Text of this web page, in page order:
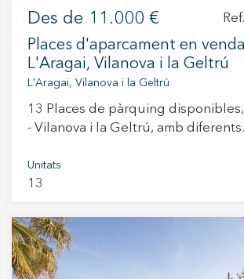
Des de 11.000 €
Places d'aparcament en
L'Aragai, Vilanova i la Geltrú
L'Aragai, Vilanova i la Geltrú
13 Places de pàrquing
- Vilanova i la Geltrú, amb diferents
t'encaixi. Preus en funció de la plaça triada
(entre 11.000 € i 20.000 €). Porta automàtica i
contracti punt de càrrega elèctrica. Contacta'ns
per a conèixer la disponibilitat
una visita.
Unitats
13